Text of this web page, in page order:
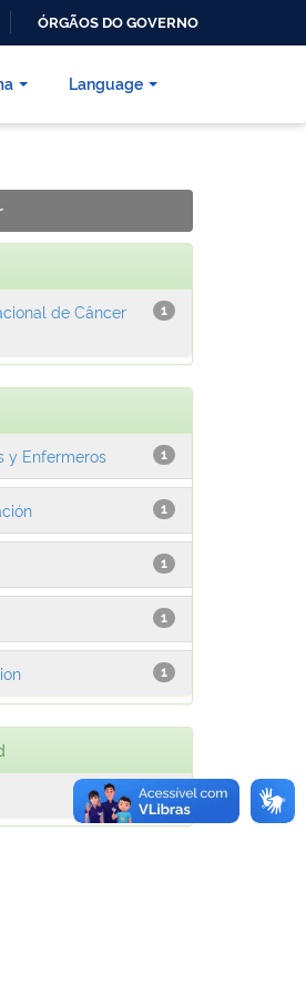
ÓRGÃOS DO GOVERNO
Language
1
de Câncer
1
y Enfermeros
1
1
1
1
1